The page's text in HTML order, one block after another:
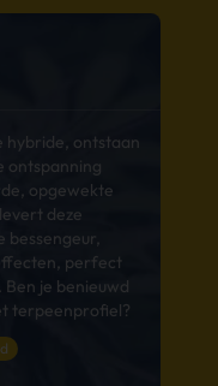
hybride, ontstaan
ontspanning
opgewekte
deze
bessengeur,
perfect
je benieuwd
terpeenprofiel?